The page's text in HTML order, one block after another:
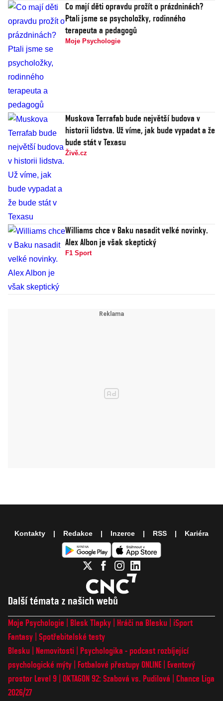
Co mají děti opravdu prožít o prázdninách?
Ptali jsme se psycholožky, rodinného
terapeuta a pedagogů
Moje Psychologie
Muskova Terrafab bude největší budova v
historii lidstva. Už víme, jak bude vypadat a že
bude stát v Texasu
Živě.cz
Williams chce v Baku nasadit velké novinky.
Alex Albon je však skeptický
F1 Sport
Další témata z našich webů
Moje Psychologie Blesk Tlapky Hráči na Blesku
iSport
Fantasy Spotřebitelské testy
Blesku
Nemovitosti
Psychologika - podcast rozbíjející
psychologické mýty
Fotbalové přestupy ONLINE
Eventový
prostor Level 9 OKTAGON 92: Szabová vs. Pudilová
Chance Liga
2026/27
Kontakty Redakce Inzerce RSS Kariéra